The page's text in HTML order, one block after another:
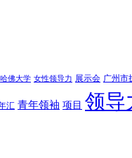
哈佛大学 女性领导力 展示会 广州市
汇 青年领袖 项目 领导